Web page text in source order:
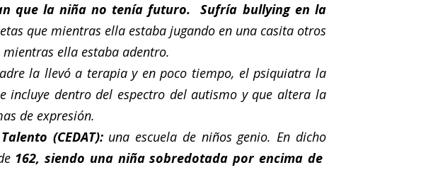
que la niña no tenía futuro.Sufría bullying en la
que mientras ella estaba jugando en una casita otros
ella estaba adentro.
la llevó a terapia y en poco tiempo, el psiquiatra la
incluye dentro del espectro del autismo y que altera la
de expresión.
(CEDAT):una escuela de niños genio. En dicho
162, siendo una niña sobredotada por encima de